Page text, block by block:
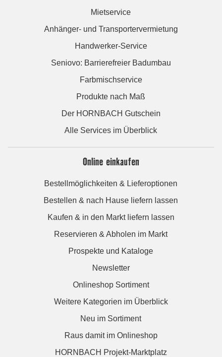
Mietservice
Anhänger- und Transportervermietung
Handwerker-Service
Seniovo: Barrierefreier Badumbau
Farbmischservice
Produkte nach Maß
Der HORNBACH Gutschein
Alle Services im Überblick
Online einkaufen
Bestellmöglichkeiten & Lieferoptionen
Bestellen & nach Hause liefern lassen
Kaufen & in den Markt liefern lassen
Reservieren & Abholen im Markt
Prospekte und Kataloge
Newsletter
Onlineshop Sortiment
Weitere Kategorien im Überblick
Neu im Sortiment
Raus damit im Onlineshop
HORNBACH Projekt-Marktplatz